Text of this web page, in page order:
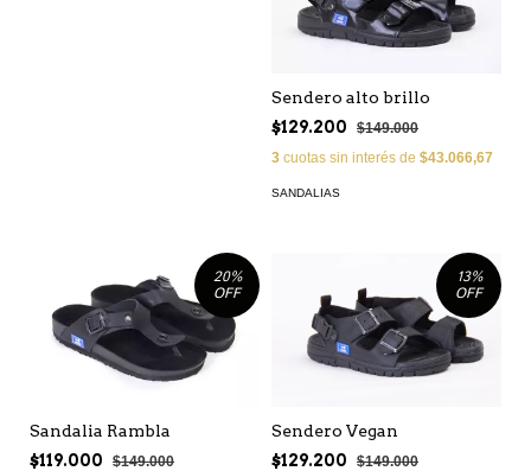
Sendero alto brillo
$129.200
$149.000
3 cuotas sin interés de $43.066,67
SANDALIAS
20%
OFF
Sandalia Rambla
$119.000
$149.000
13%
OFF
Sendero Vegan
$129.200
$149.000